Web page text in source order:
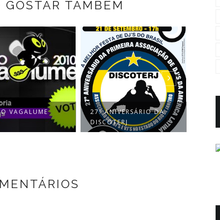
GOSTAR TAMBÉM
VAGALUME
27º ANIVERSÁRIO DA
DISCOTERJ